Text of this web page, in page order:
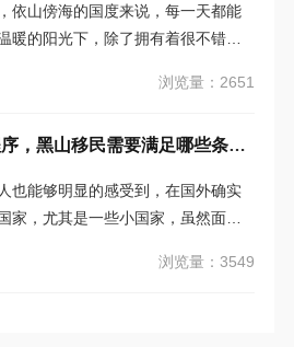
依山傍海的国度来说，每一天都能
暖的阳光下，除了拥有着很不错的
利，一起来了解一下，黑山护照移
浏览量：2651
黑山护照移民具体程序，黑山移民需要满足哪些条件？
也能够明显的感受到，在国外确实
家，尤其是一些小国家，虽然面积
的风景，自然是一件特别惬意的事
浏览量：3549